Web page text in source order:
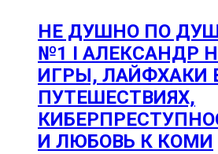
НЕ ДУШНО ПО
№1 I АЛЕКСАНДР
ИГРЫ, ЛАЙФХАКИ
ПУТЕШЕСТВИЯХ,
И ЛЮБОВЬ К КОМИ